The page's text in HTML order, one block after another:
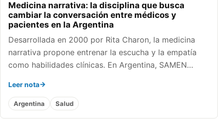
Medicina narrativa: la disciplina que busca
cambiar la conversación entre médicos y
pacientes en la Argentina
Desarrollada en 2000 por Rita Charon, la medicina
narrativa propone entrenar la escucha y la empatía
como habilidades clínicas. En Argentina, SAMEN…
Leer nota
Argentina Salud